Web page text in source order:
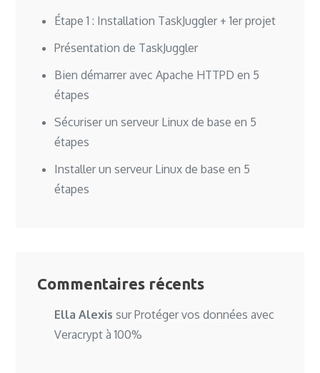
Étape 1 : Installation TaskJuggler + 1er projet
Présentation de TaskJuggler
Bien démarrer avec Apache HTTPD en 5
étapes
Sécuriser un serveur Linux de base en 5
étapes
Installer un serveur Linux de base en 5
étapes
Commentaires récents
Ella Alexis surProtéger vos données avec
Veracrypt à 100%